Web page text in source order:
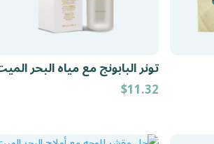
تونر البابونج مع مياه البحر
$11.32